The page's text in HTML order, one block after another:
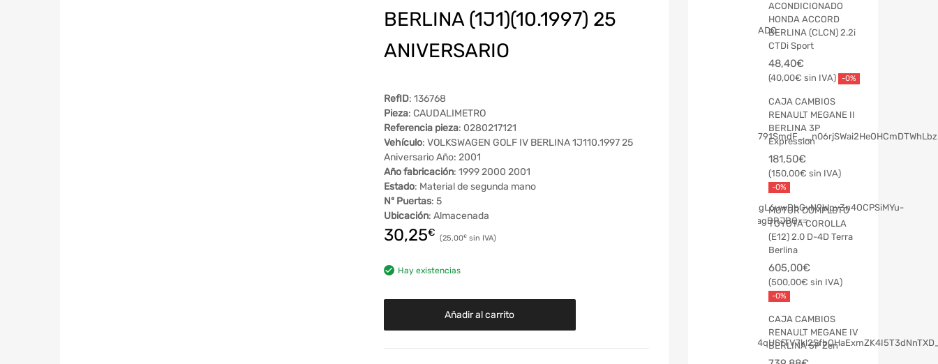
BERLINA (1J1)(10.1997) 25
ANIVERSARIO
RefID: 136768
Pieza: CAUDALIMETRO
Referencia pieza: 0280217121
Vehículo: VOLKSWAGEN GOLF IV BERLINA 1J110.1997 25
Aniversario Año: 2001
Año fabricación: 1999 2000 2001
Estado: Material de segunda mano
Nº Puertas: 5
Ubicación: Almacenada
30,25€ 25,00€
Hay existencias
Añadir al carrito
ACONDICIONADO
HONDA ACCORD
BERLINA (CLCN) 2.2i
CTDi Sport
48,40€
40,00€ -0%
CAJA CAMBIOS
RENAULT MEGANE II
BERLINA 3P
Expression
181,50€
150,00€
-0%
MOTOR COMPLETO
TOYOTA COROLLA
(E12) 2.0 D-4D Terra
Berlina
605,00€
500,00€
-0%
CAJA CAMBIOS
RENAULT MEGANE IV
BERLINA 5P Zen